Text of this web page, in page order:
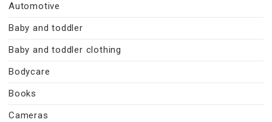
Automotive
Baby and toddler
Baby and toddler clothing
Bodycare
Books
Cameras